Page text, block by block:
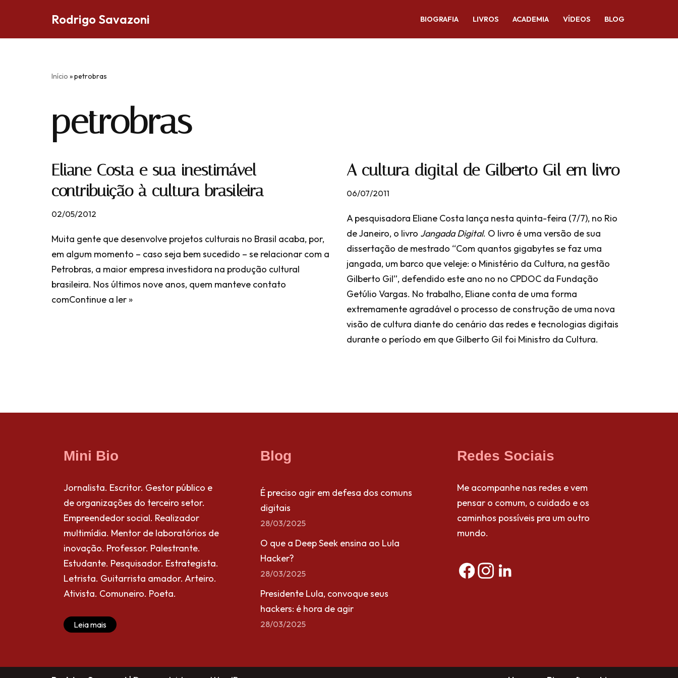
Rodrigo Savazoni BIOGRAFIA LIVROS ACADEMIA VÍDEOS BLOG
Início »petrobras
petrobras
Eliane Costa e sua inestimável
contribuição à cultura brasileira
02/05/2012
Muita gente que desenvolve projetos culturais no Brasil acaba, por,
em algum momento – caso seja bem sucedido – se relacionar com a
Petrobras, a maior empresa investidora na produção cultural
brasileira. Nos últimos nove anos, quem manteve contato
comContinue a ler »
A cultura digital de Gilberto Gil em livro
06/07/2011
A pesquisadora Eliane Costa lança nesta quinta-feira (7/7), no Rio
de Janeiro, o livro Jangada Digital. O livro é uma versão de sua
dissertação de mestrado “Com quantos gigabytes se faz uma
jangada, um barco que veleje: o Ministério da Cultura, na gestão
Gilberto Gil”, defendido este ano no no CPDOC da Fundação
Getúlio Vargas. No trabalho, Eliane conta de uma forma
extremamente agradável o processo de construção de uma nova
visão de cultura diante do cenário das redes e tecnologias digitais
durante o período em que Gilberto Gil foi Ministro da Cultura.
Mini Bio
Jornalista. Escritor. Gestor público e
de organizações do terceiro setor.
Empreendedor social. Realizador
multimídia. Mentor de laboratórios de
inovação. Professor. Palestrante.
Estudante. Pesquisador. Estrategista.
Letrista. Guitarrista amador. Arteiro.
Ativista. Comuneiro. Poeta.
Leia mais
Blog
É preciso agir em defesa dos comuns
digitais
28/03/2025
O que a Deep Seek ensina ao Lula
Hacker?
28/03/2025
Presidente Lula, convoque seus
hackers: é hora de agir
28/03/2025
Redes Sociais
Me acompanhe nas redes e vem
pensar o comum, o cuidado e os
caminhos possíveis pra um outro
mundo.